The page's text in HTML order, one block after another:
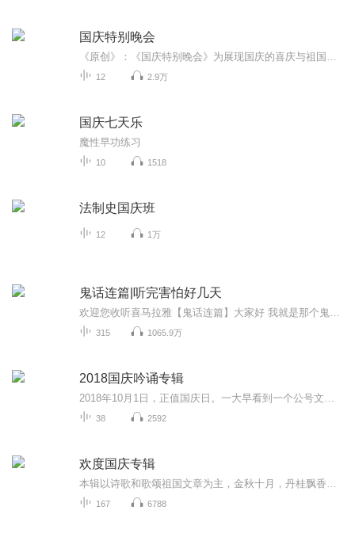
国庆特别晚会
12 2.9万
国庆七天乐
魔性早功练习
10 1518
法制史国庆班
12 1万
鬼话连篇|听完害怕好几天
315 1065.9万
2018国庆吟诵专辑
38 2592
欢度国庆专辑
167 6788